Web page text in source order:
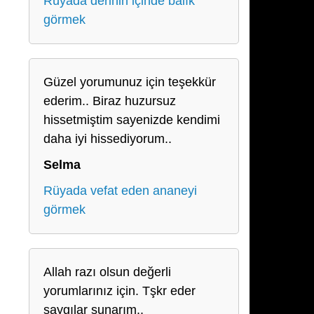
görmek
Güzel yorumunuz için teşekkür
ederim.. Biraz huzursuz
hissetmiştim sayenizde kendimi
daha iyi hissediyorum..
Selma
Rüyada vefat eden ananeyi
görmek
Allah razı olsun değerli
yorumlarınız için. Tşkr eder
saygılar sunarım..